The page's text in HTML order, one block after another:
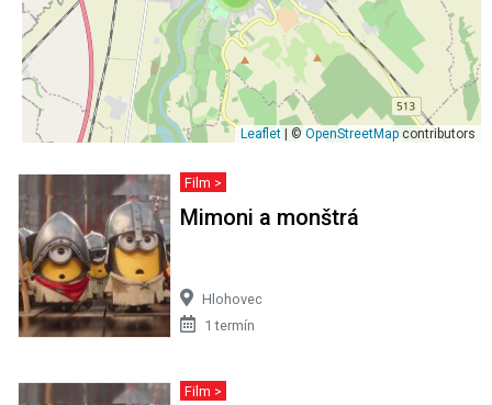
Leaflet | © OpenStreetMap contributors
Film >
Mimoni a monštrá
Hlohovec
1 termín
Film >